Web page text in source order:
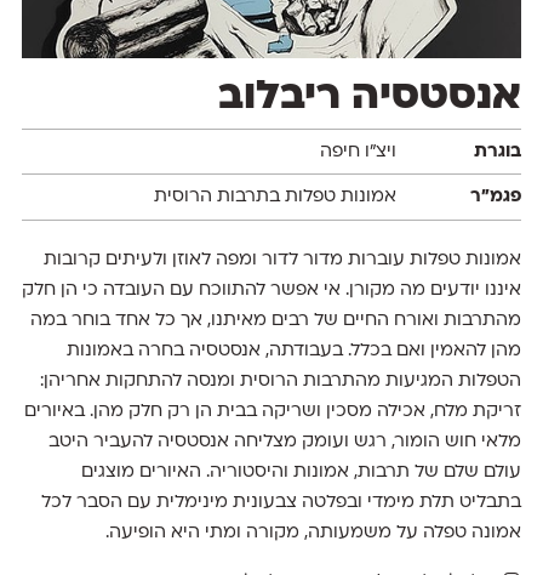
אנסטסיה ריבלוב
בוגרת ויצ״ו חיפה
פגמ״ר אמונות טפלות בתרבות הרוסית
אמונות טפלות עוברות מדור לדור ומפה לאוזן ולעיתים קרובות
איננו יודעים מה מקורן. אי אפשר להתווכח עם העובדה כי הן חלק
מהתרבות ואורח החיים של רבים מאיתנו, אך כל אחד בוחר במה
מהן להאמין ואם בכלל. בעבודתה, אנסטסיה בחרה באמונות
הטפלות המגיעות מהתרבות הרוסית ומנסה להתחקות אחריהן:
זריקת מלח, אכילה מסכין ושריקה בבית הן רק חלק מהן. באיורים
מלאי חוש הומור, רגש ועומק מצליחה אנסטסיה להעביר היטב
עולם שלם של תרבות, אמונות והיסטוריה. האיורים מוצגים
בתבליט תלת מימדי ובפלטה צבעונית מינימלית עם הסבר לכל
אמונה טפלה על משמעותה, מקורה ומתי היא הופיעה.